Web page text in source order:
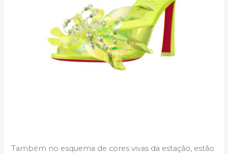
Também no esquema de cores vivas da estação, estão